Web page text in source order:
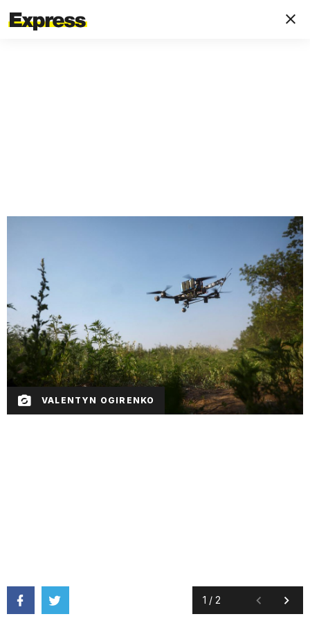
VALENTYN OGIRENKO
1 / 2